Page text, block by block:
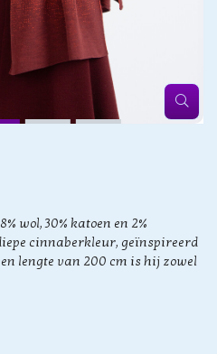
wol, 30% katoen en 2%
cinnaberkleur, geïnspireerd
lengte van 200 cm is hij zowel